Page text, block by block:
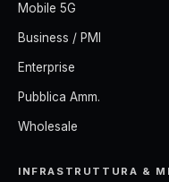
Mobile 5G
Business / PMI
Enterprise
Pubblica Amm.
Wholesale
INFRASTRUTTURA &